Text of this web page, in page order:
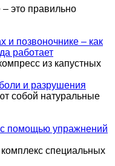
это правильно
и позвоночнике – как
работает
из капустных
и разрушения
собой натуральные
с помощью упражнений
специальных